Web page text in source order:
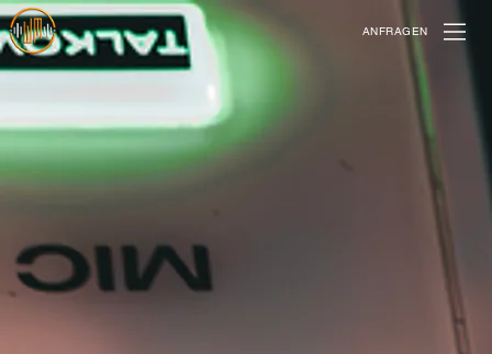
ANFRAGEN